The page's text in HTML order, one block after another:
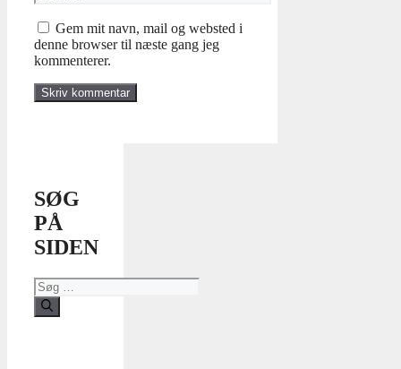
Gem mit navn, mail og websted i
denne browser til næste gang jeg
kommenterer.
SØG
PÅ
SIDEN
Søg
efter: